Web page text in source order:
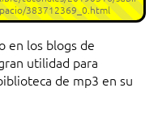
383712369_0.html
en los blogs de
utilidad para
de mp3 en su